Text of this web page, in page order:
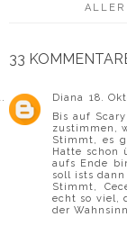
33
Diana 18.
Bis auf
zustimmen,
Stimmt, es
Hatte schon
aufs Ende
soll ists
Stimmt,
echt so viel,
der